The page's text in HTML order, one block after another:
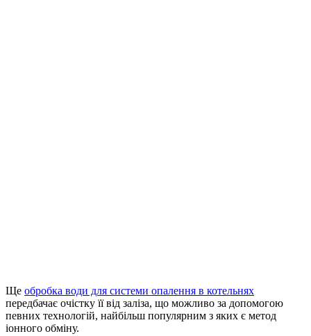
Ще обробка води для системи опалення в котельнях
передбачає очіcтку її від заліза, що можливо за допомогою
певних технологій, найбільш популярним з яких є метод
іонного обміну.